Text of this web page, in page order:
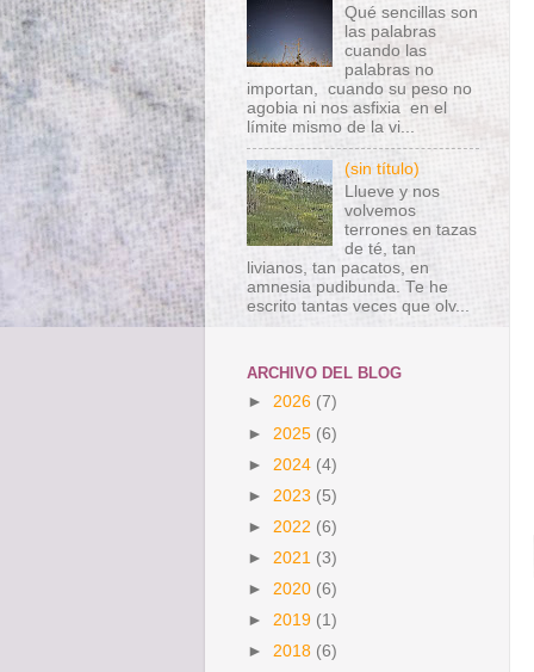
Qué sencillas son
las palabras
cuando las
palabras no
importan, cuando su peso no
agobia ni nos asfixia en el
límite mismo de la vi...
(sin título)
Llueve y nos
volvemos
terrones en tazas
de té, tan
livianos, tan pacatos, en
amnesia pudibunda. Te he
escrito tantas veces que olv...
ARCHIVO DEL BLOG
► 2026 (7)
► 2025 (6)
► 2024 (4)
► 2023 (5)
► 2022 (6)
► 2021 (3)
► 2020 (6)
► 2019 (1)
► 2018 (6)